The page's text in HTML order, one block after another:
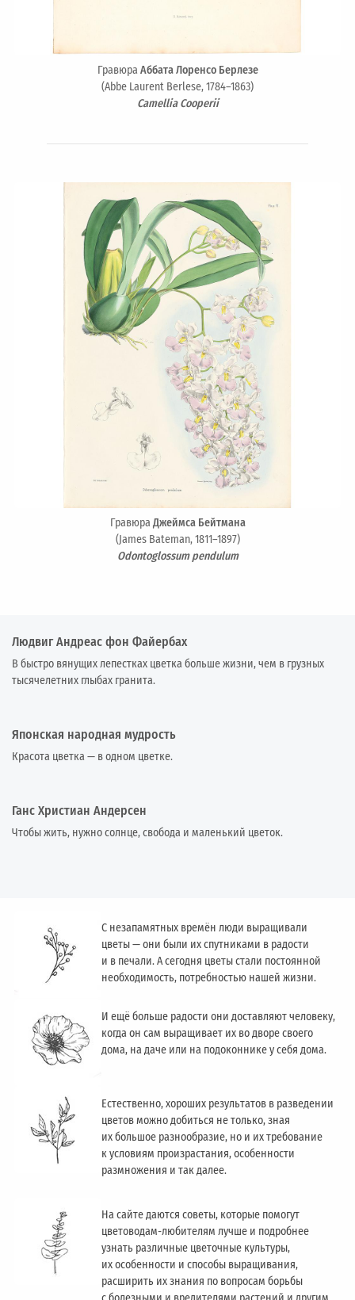
ГравюраАббата Лоренсо Берлезе
(Abbe Laurent Berlese, 1784–1863)
Camellia Cooperii
ГравюраДжеймса Бейтмана
(James Bateman, 1811–1897)
Odontoglossum pendulum
Людвиг Андреас фон Файербах
В быстро вянущих лепестках цветка больше жизни, чем в грузных
тысячелетних глыбах гранита.
Японская народная мудрость
Красота цветка — в одном цветке.
Ганс Христиан Андерсен
Чтобы жить, нужно солнце, свобода и маленький цветок.
С незапамятных времён люди выращивали
цветы — они были их спутниками в радости
и в печали. А сегодня цветы стали постоянной
необходимость, потребностью нашей жизни.
И ещё больше радости они доставляют человеку,
когда он сам выращивает их во дворе своего
дома, на даче или на подоконнике у себя дома.
Естественно, хороших результатов в разведении
цветов можно добиться не только, зная
их большое разнообразие, но и их требование
к условиям произрастания, особенности
размножения и так далее.
На сайте даются советы, которые помогут
цветоводам-любителям лучше и подробнее
узнать различные цветочные культуры,
их особенности и способы выращивания,
расширить их знания по вопросам борьбы